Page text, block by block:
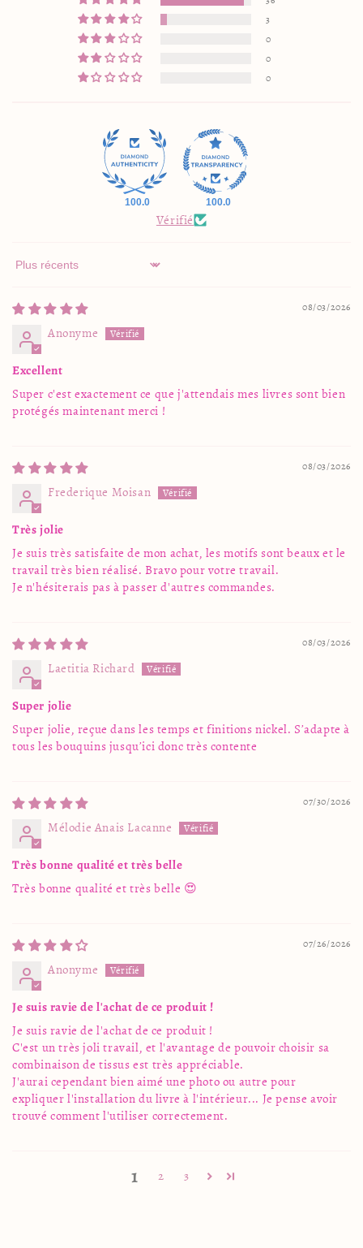
3
0
0
0
100.0 100.0
Vérifié
Sort by
08/03/2026
Anonyme
Excellent
Super c'est exactement ce que j'attendais mes livres sont bien
protégés maintenant merci !
08/03/2026
Frederique Moisan
Très jolie
Je suis très satisfaite de mon achat, les motifs sont beaux et le
travail très bien réalisé. Bravo pour votre travail.
Je n'hésiterais pas à passer d'autres commandes.
08/03/2026
Laetitia Richard
Super jolie
Super jolie, reçue dans les temps et finitions nickel. S’adapte à
tous les bouquins jusqu’ici donc très contente
07/30/2026
Mélodie Anais Lacanne
Très bonne qualité et très belle
Très bonne qualité et très belle 😍
07/26/2026
Anonyme
Je suis ravie de l'achat de ce produit !
Je suis ravie de l'achat de ce produit !
C'est un très joli travail, et l'avantage de pouvoir choisir sa
combinaison de tissus est très appréciable.
J'aurai cependant bien aimé une photo ou autre pour
expliquer l'installation du livre à l'intérieur... Je pense avoir
trouvé comment l'utiliser correctement.
1 2 3